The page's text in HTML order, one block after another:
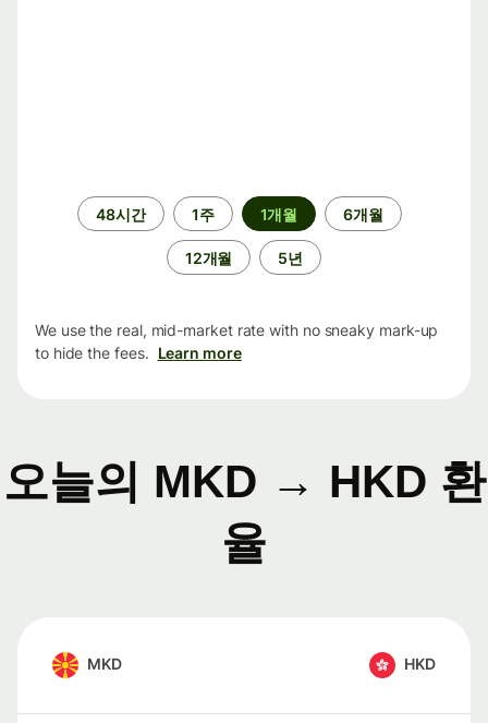
48시간 1주 1개월 6개월
12개월 5년
We use the real, mid-market rate with no sneaky mark-up
to hide the fees. Learn more
오늘의 MKD → HKD 환
율
MKD HKD